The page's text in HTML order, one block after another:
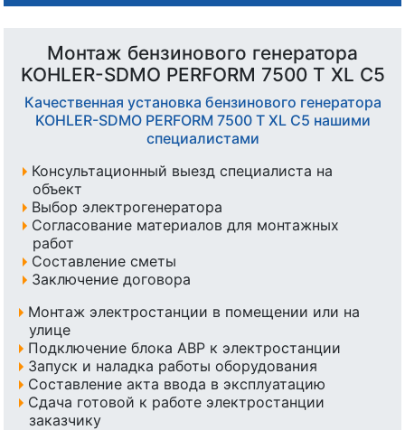
Монтаж бензинового генератора
KOHLER-SDMO PERFORM 7500 T XL C5
Качественная установка бензинового генератора
KOHLER-SDMO PERFORM 7500 T XL C5 нашими
специалистами
Консультационный выезд специалиста на
объект
Выбор электрогенератора
Согласование материалов для монтажных
работ
Составление сметы
Заключение договора
Монтаж электростанции в помещении или на
улице
Подключение блока АВР к электростанции
Запуск и наладка работы оборудования
Составление акта ввода в эксплуатацию
Сдача готовой к работе электростанции
заказчику